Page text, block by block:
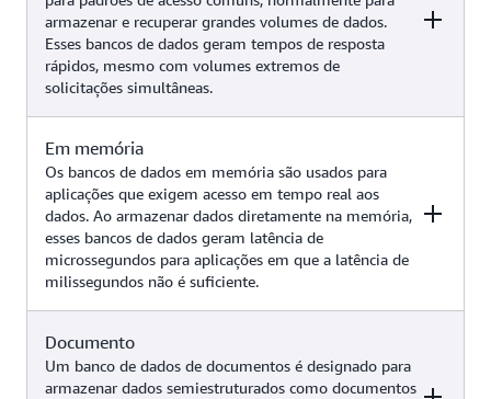
Aplicações tradicionais,
planejamento de recursos
corporativos (ERP), gerenciamento
de relacionamento com clientes
(CRM), comércio eletrônico, casos
chatbots com geração aumentada
de recuperação, pesquisa por
similaridade, sistemas de
recomendação e muito mais)
armazenar e recuperar grandes volumes de dados.
Esses bancos de dados geram tempos de resposta
rápidos, mesmo com volumes extremos de
solicitações simultâneas.
Exemplos
Aplicações Web de alto tráfego,
sistemas de comércio eletrônico,
aplicações de jogos, casos de uso
de IA generativa (como pesquisa
por similaridade usando a
DynamoDB com o Amazon
OpenSearch Service)
DynamoDB
Em memória
Os bancos de dados em memória são usados para
aplicações que exigem acesso em tempo real aos
dados. Ao armazenar dados diretamente na memória,
esses bancos de dados geram latência de
microssegundos para aplicações em que a latência de
milissegundos não é suficiente.
Exemplos
Documento
Um banco de dados de documentos é designado para
armazenar dados semiestruturados como documentos